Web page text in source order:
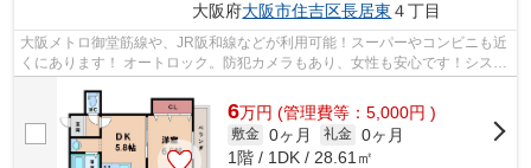
大阪府大阪市住吉区長居東 ４丁目
大阪メトロ御堂筋線や、JR阪和線などが利用可能！スーパーやコンビニも近
くにあります！ オートロック。防犯カメラもあり、女性も安心です！システ
6万円 (管理費等：5,000円 )
敷金 0ヶ月 礼金 0ヶ月
1階 / 1DK / 28.61㎡